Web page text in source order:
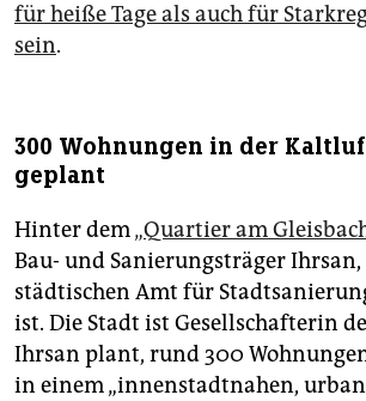
für heiße Tage als auch für
sein.
300 Wohnungen in der
geplant
Hinter dem„Quartier am
Bau- und Sanierungsträger Ihrsan,
städtischen Amt für
ist. Die Stadt ist Gesellschafterin
Ihrsan plant, rund 300
in einem „innenstadtnahen,